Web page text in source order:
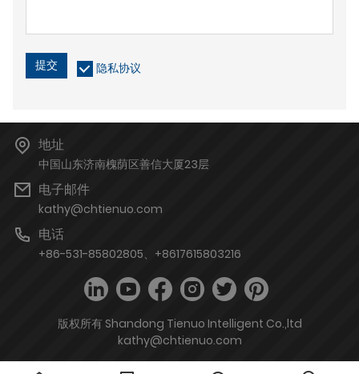
提交 隐私协议
地址
中国山东济南槐荫区善信大厦23层
电子邮件
kathy@chtienuo.com
电话
+86-531-85802805、+8617615803216
版权所有 Shandong Tienuo Intelligent Co.,ltd
kathy@chtienuo.com